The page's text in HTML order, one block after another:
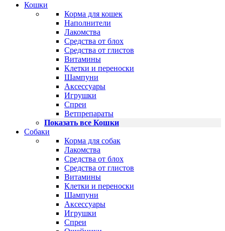
Кошки
Корма для кошек
Наполнители
Лакомства
Средства от блох
Средства от глистов
Витамины
Клетки и переноски
Шампуни
Аксессуары
Игрушки
Спреи
Ветпрепараты
Показать все Кошки
Собаки
Корма для собак
Лакомства
Средства от блох
Средства от глистов
Витамины
Клетки и переноски
Шампуни
Аксессуары
Игрушки
Спреи